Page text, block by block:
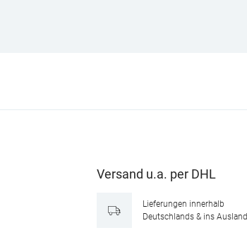
Versand u.a. per DHL
Lieferungen innerhalb
Deutschlands & ins Ausland